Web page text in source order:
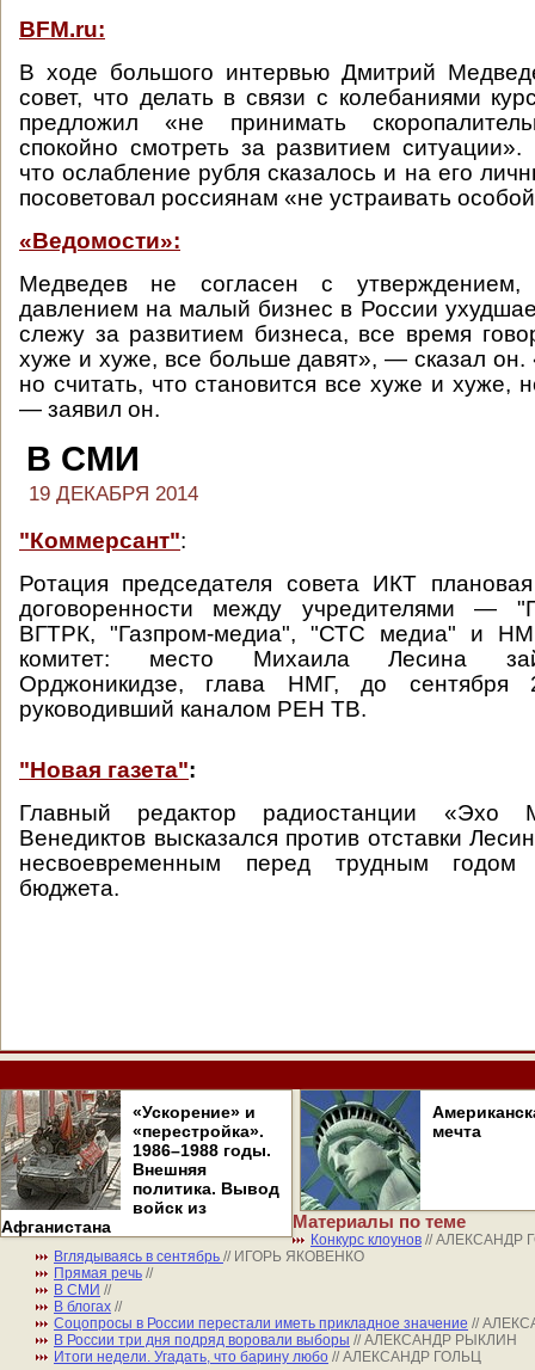
BFM.ru:
В ходе большого интервью Дмитрий
совет, что делать в связи с колебаниями
предложил «не принимать
спокойно смотреть за развитием
что ослабление рубля сказалось и на его
посоветовал россиянам «не устраивать
«Ведомости»:
Медведев не согласен с
давлением на малый бизнес в России
слежу за развитием бизнеса, все время
хуже и хуже, все больше давят», — сказал он.
но считать, что становится все хуже и хуже,
— заявил он.
В СМИ
19 ДЕКАБРЯ 2014
"Коммерсант":
Ротация председателя совета ИКТ
договоренности между учредителями —
ВГТРК, "Газпром-медиа", "СТС медиа" и
комитет: место Михаила Лесина
Орджоникидзе, глава НМГ, до сентября
руководивший каналом РЕН ТВ.
"Новая газета":
Главный редактор радиостанции «Эхо
Венедиктов высказался против отставки
несвоевременным перед трудным годом
бюджета.
«Ускорение» и
«перестройка».
1986–1988 годы.
Внешняя
политика. Вывод
войск из
Афганистана
мечта
Материалы по теме
Конкурс клоунов // АЛЕКСАНДР
Вглядываясь в сентябрь // ИГОРЬ ЯКОВЕНКО
Прямая речь //
В СМИ //
В блогах //
Соцопросы в России перестали иметь прикладное значение //
В России три дня подряд воровали выборы // АЛЕКСАНДР РЫКЛИН
Итоги недели. Угадать, что барину любо // АЛЕКСАНДР ГОЛЬЦ